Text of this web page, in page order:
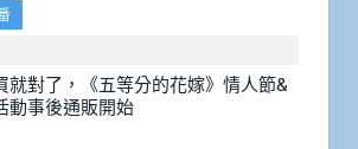
就對了，《五等分的花嫁》情人節&
動事後通販開始